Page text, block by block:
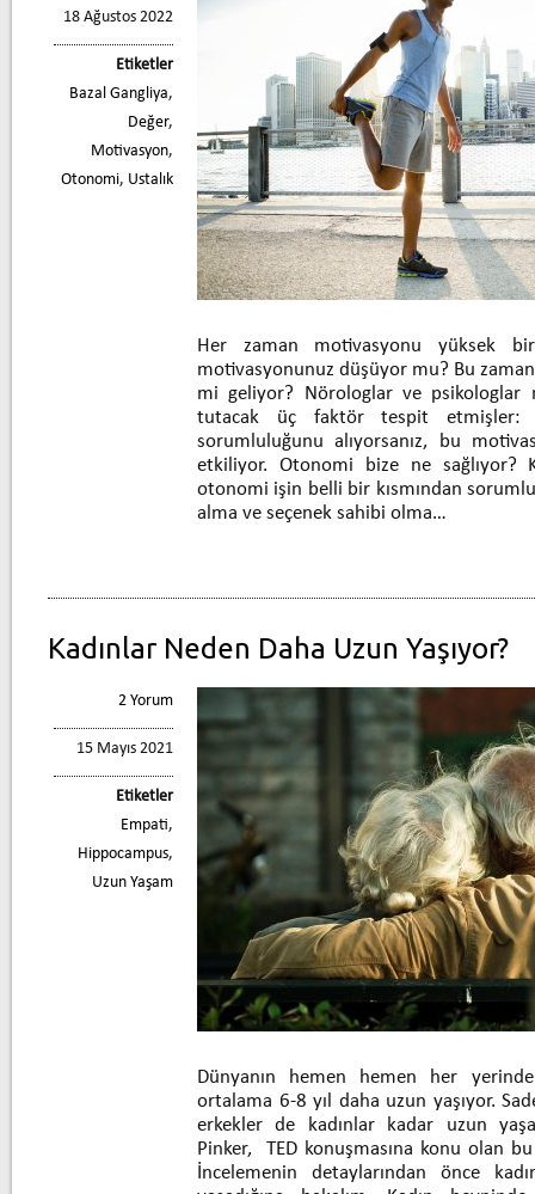
18 Ağustos 2022
Etiketler
Bazal Gangliya,
Değer,
Motivasyon,
Otonomi, Ustalık
Her zaman motivasyonu yüksek
motivasyonunuz düşüyor mu? Bu
mi geliyor? Nörologlar ve psikologlar
tutacak üç faktör tespit
sorumluluğunu alıyorsanız, bu
etkiliyor. Otonomi bize ne sağlıyor?
otonomi işin belli bir kısmından
alma ve seçenek sahibi olma…
Kadınlar Neden Daha Uzun Yaşıyor?
2 Yorum
15 Mayıs 2021
Etiketler
Empati,
Hippocampus,
Uzun Yaşam
Dünyanın hemen hemen her
ortalama 6-8 yıl daha uzun yaşıyor.
erkekler de kadınlar kadar uzun
Pinker, TED konuşmasına konu olan
İncelemenin detaylarından önce